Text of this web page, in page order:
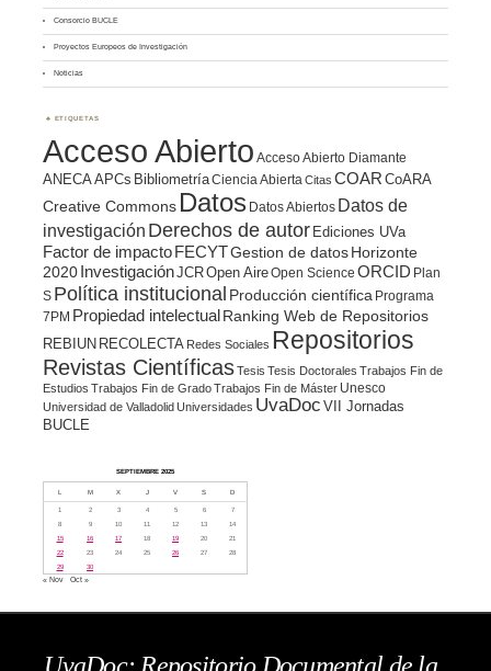
Consorcio BUCLE
Proyectos Europeos de Investigación
Noticias
ETIQUETAS
Acceso Abierto Acceso Abierto Diamante
ANECA APCs BibliometríaCiencia Abierta Citas COAR CoARA
Creative Commons Datos Datos Abiertos Datos de
investigación Derechos de autor Ediciones UVa
Factor de impacto FECYTGestion de datosHorizonte
2020 InvestigaciónJCROpen AireOpen Science ORCID Plan
S Política institucional Producción científica Programa
7PM Propiedad intelectualRanking Web de Repositorios
REBIUN RECOLECTA Redes Sociales Repositorios
Revistas CientíficasTesis Tesis Doctorales Trabajos Fin de
Estudios Trabajos Fin de GradoTrabajos Fin de Máster Unesco
Universidad de ValladolidUniversidades UvaDoc VII Jornadas
BUCLE
SEPTIEMBRE 2025
L M X J V S D
1 2 3 4 5 6
7
8
9 10 11 12 13
14
15
16 17 18 19 20
21
22
23 24 25 26 27
28
29
30
« Nov Oct »
UvaDoc: Repositorio Documental de la